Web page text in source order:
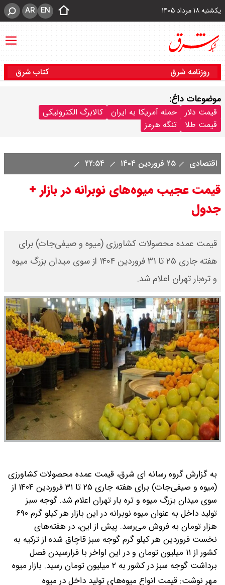
یکشنبه ۱۸ مرداد ۱۴۰۵ EN
AR
روزنامه شرق کتاب شرق
موضوعات داغ:
قیمت دلار حمله آمریکا به ایران
کالابرگ الکترونیکی
قیمت طلا
تنگه هرمز
اقتصادی ۲۵ فروردین ۱۴۰۴
قیمت عجیب میوه‌های نوبرانه در بازار +
جدول
قیمت عمده محصولات کشاورزی (میوه و صیفی‌جات) برای
هفته جاری ۲۵ تا ۳۱ فروردین ۱۴۰۴ از سوی میدان بزرگ میوه
و تره‌بار تهران اعلام شد.
به گزارش گروه رسانه ای شرق، قیمت عمده محصولات کشاورزی
(میوه و صیفی‌جات) برای هفته جاری ۲۵ تا ۳۱ فروردین ۱۴۰۴ از
سوی میدان بزرگ میوه و تره بار تهران اعلام شد. گوجه سبز
تولید داخل به عنوان میوه نوبرانه در این بازار هر کیلو گرم ۶۹۰
هزار تومان به فروش می‌رسد. پیش از این، در هفته‌های
نخست فروردین هر کیلو گرم گوجه سبز قاچاق شده از ترکیه به
کشور از ۱۱ میلیون تومان و در این اواخر با فرارسیدن فصل
برداشت گوجه سبز در کشور به ۲ میلیون تومان رسید.
بازار میوه
مهر نوشت: قیمت انواع میوه‌های تولید داخل در میوه